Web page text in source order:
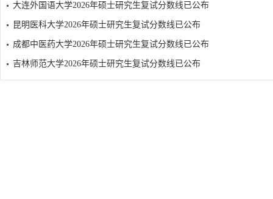
大连外国语大学2026年硕士研究生复试分数线已公布
昆明医科大学2026年硕士研究生复试分数线已公布
成都中医药大学2026年硕士研究生复试分数线已公布
吉林师范大学2026年硕士研究生复试分数线已公布